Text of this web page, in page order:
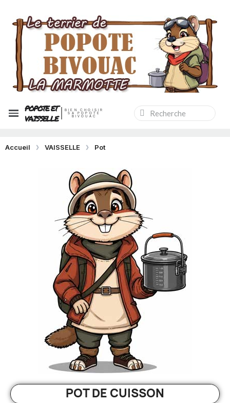
POPOTE ET
VAISSELLE
BIEN CHOISIR
SA POPOTE
BIVOUAC
Accueil VAISSELLE Pot
POT DE CUISSON